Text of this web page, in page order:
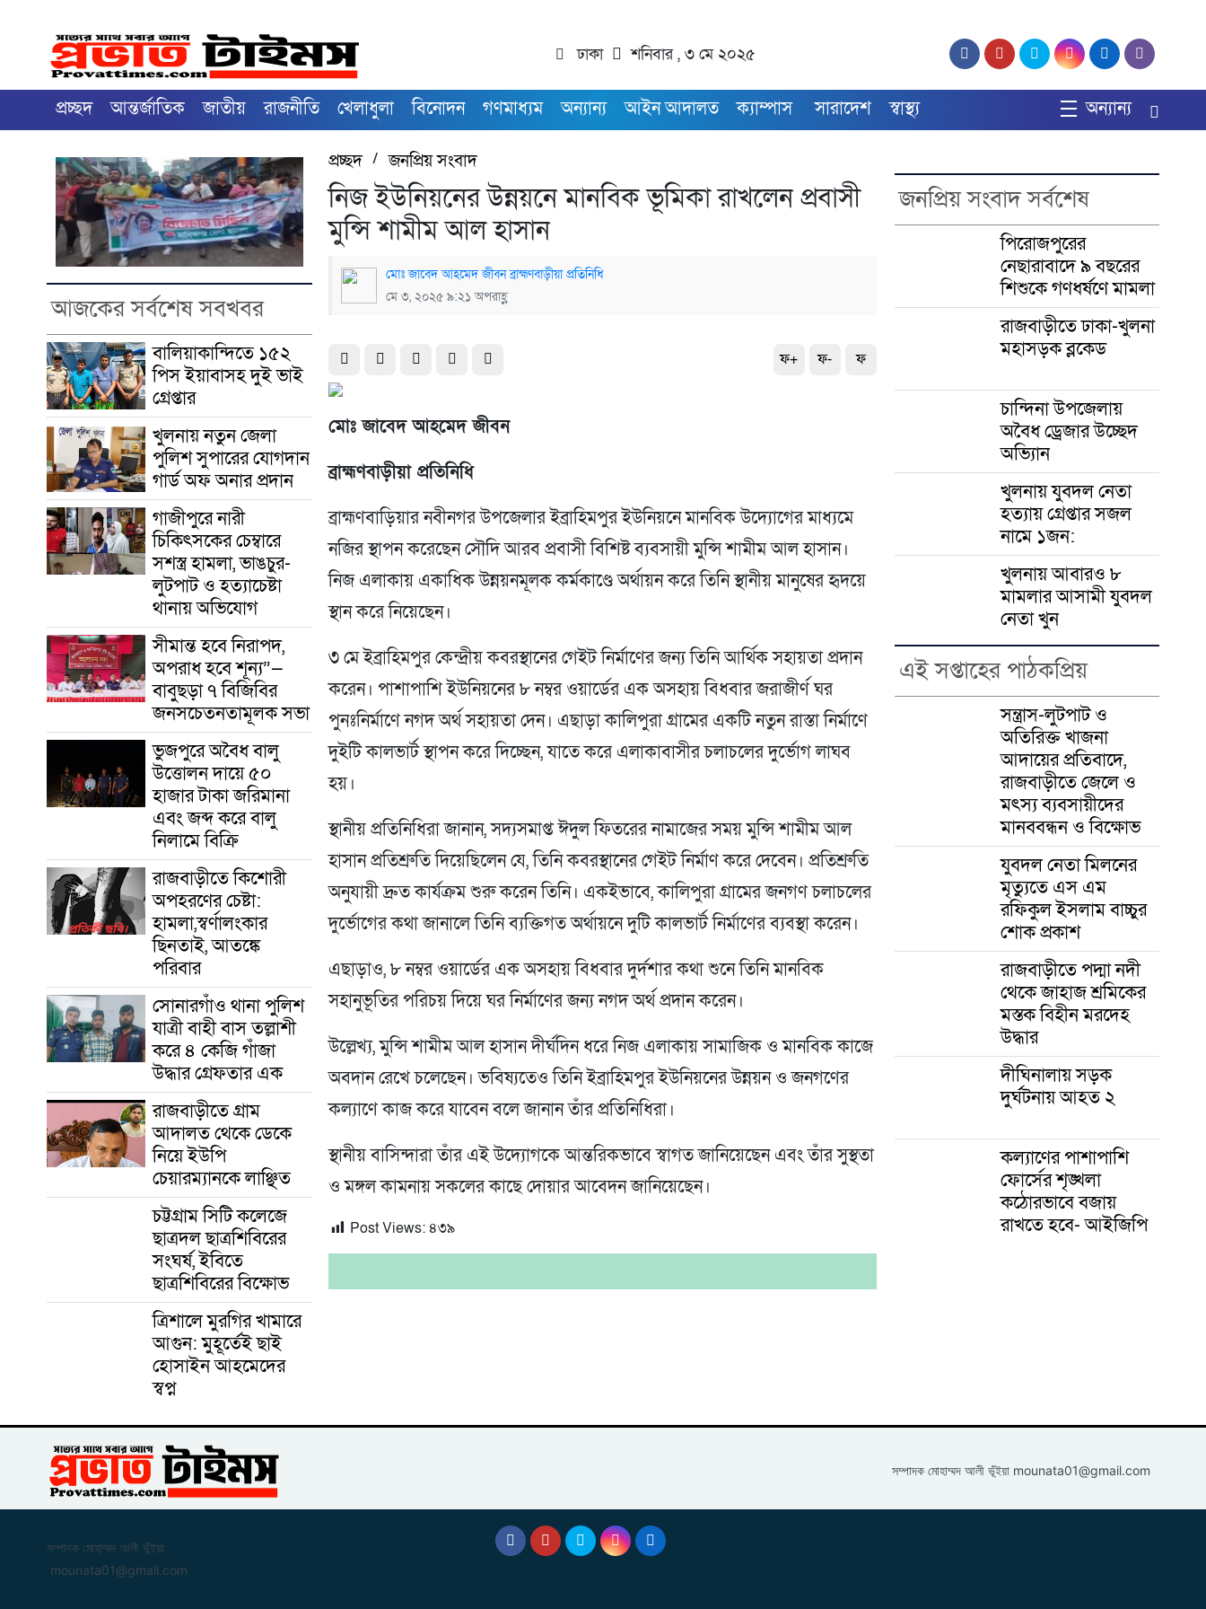
ঢাকা শনিবার , ৩ মে ২০২৫
প্রচ্ছদ আন্তর্জাতিক জাতীয় রাজনীতি খেলাধুলা বিনোদন গণমাধ্যম অন্যান্য আইন আদালত ক্যাম্পাস সারাদেশ স্বাস্থ্য অন্যান্য
আজকের সর্বশেষ সবখবর
বালিয়াকান্দিতে ১৫২
পিস ইয়াবাসহ দুই ভাই
গ্রেপ্তার
খুলনায় নতুন জেলা
পুলিশ সুপারের যোগদান
গার্ড অফ অনার প্রদান
গাজীপুরে নারী
চিকিৎসকের চেম্বারে
সশস্ত্র হামলা, ভাঙচুর-
লুটপাট ও হত্যাচেষ্টা
থানায় অভিযোগ
সীমান্ত হবে নিরাপদ,
অপরাধ হবে শূন্য”—
বাবুছড়া ৭ বিজিবির
জনসচেতনতামূলক সভা
ভুজপুরে অবৈধ বালু
উত্তোলন দায়ে ৫০
হাজার টাকা জরিমানা
এবং জব্দ করে বালু
নিলামে বিক্রি
রাজবাড়ীতে কিশোরী
অপহরণের চেষ্টা:
হামলা,স্বর্ণালংকার
ছিনতাই, আতঙ্কে
পরিবার
সোনারগাঁও থানা পুলিশ
যাত্রী বাহী বাস তল্লাশী
করে ৪ কেজি গাঁজা
উদ্ধার গ্রেফতার এক
রাজবাড়ীতে গ্রাম
আদালত থেকে ডেকে
নিয়ে ইউপি
চেয়ারম্যানকে লাঞ্ছিত
চট্টগ্রাম সিটি কলেজে
ছাত্রদল ছাত্রশিবিরের
সংঘর্ষ, ইবিতে
ছাত্রশিবিরের বিক্ষোভ
ত্রিশালে মুরগির খামারে
আগুন: মুহূর্তেই ছাই
হোসাইন আহমেদের
স্বপ্ন
প্রচ্ছদ/জনপ্রিয় সংবাদ
নিজ ইউনিয়নের উন্নয়নে মানবিক ভূমিকা রাখলেন প্রবাসী
মুন্সি শামীম আল হাসান
মোঃ জাবেদ আহমেদ জীবন ব্রাহ্মণবাড়ীয়া প্রতিনিধি
মে ৩, ২০২৫ ৯:২১ অপরাহ্ণ
ফ+ ফ- ফ
মোঃ জাবেদ আহমেদ জীবন
ব্রাহ্মণবাড়ীয়া প্রতিনিধি
ব্রাহ্মণবাড়িয়ার নবীনগর উপজেলার ইব্রাহিমপুর ইউনিয়নে মানবিক উদ্যোগের মাধ্যমে
নজির স্থাপন করেছেন সৌদি আরব প্রবাসী বিশিষ্ট ব্যবসায়ী মুন্সি শামীম আল হাসান।
নিজ এলাকায় একাধিক উন্নয়নমূলক কর্মকাণ্ডে অর্থায়ন করে তিনি স্থানীয় মানুষের হৃদয়ে
স্থান করে নিয়েছেন।
৩ মে ইব্রাহিমপুর কেন্দ্রীয় কবরস্থানের গেইট নির্মাণের জন্য তিনি আর্থিক সহায়তা প্রদান
করেন। পাশাপাশি ইউনিয়নের ৮ নম্বর ওয়ার্ডের এক অসহায় বিধবার জরাজীর্ণ ঘর
পুনঃনির্মাণে নগদ অর্থ সহায়তা দেন। এছাড়া কালিপুরা গ্রামের একটি নতুন রাস্তা নির্মাণে
দুইটি কালভার্ট স্থাপন করে দিচ্ছেন, যাতে করে এলাকাবাসীর চলাচলের দুর্ভোগ লাঘব
হয়।
স্থানীয় প্রতিনিধিরা জানান, সদ্যসমাপ্ত ঈদুল ফিতরের নামাজের সময় মুন্সি শামীম আল
হাসান প্রতিশ্রুতি দিয়েছিলেন যে, তিনি কবরস্থানের গেইট নির্মাণ করে দেবেন। প্রতিশ্রুতি
অনুযায়ী দ্রুত কার্যক্রম শুরু করেন তিনি। একইভাবে, কালিপুরা গ্রামের জনগণ চলাচলের
দুর্ভোগের কথা জানালে তিনি ব্যক্তিগত অর্থায়নে দুটি কালভার্ট নির্মাণের ব্যবস্থা করেন।
এছাড়াও, ৮ নম্বর ওয়ার্ডের এক অসহায় বিধবার দুর্দশার কথা শুনে তিনি মানবিক
সহানুভূতির পরিচয় দিয়ে ঘর নির্মাণের জন্য নগদ অর্থ প্রদান করেন।
উল্লেখ্য, মুন্সি শামীম আল হাসান দীর্ঘদিন ধরে নিজ এলাকায় সামাজিক ও মানবিক কাজে
অবদান রেখে চলেছেন। ভবিষ্যতেও তিনি ইব্রাহিমপুর ইউনিয়নের উন্নয়ন ও জনগণের
কল্যাণে কাজ করে যাবেন বলে জানান তাঁর প্রতিনিধিরা।
স্থানীয় বাসিন্দারা তাঁর এই উদ্যোগকে আন্তরিকভাবে স্বাগত জানিয়েছেন এবং তাঁর সুস্থতা
ও মঙ্গল কামনায় সকলের কাছে দোয়ার আবেদন জানিয়েছেন।
Post Views: ৪৩৯
জনপ্রিয় সংবাদ সর্বশেষ
পিরোজপুরের
নেছারাবাদে ৯ বছরের
শিশুকে গণধর্ষণে মামলা
রাজবাড়ীতে ঢাকা-খুলনা
মহাসড়ক ব্লকেড
চান্দিনা উপজেলায়
অবৈধ ড্রেজার উচ্ছেদ
অভি্যান
খুলনায় যুবদল নেতা
হত্যায় গ্রেপ্তার সজল
নামে ১জন:
খুলনায় আবারও ৮
মামলার আসামী যুবদল
নেতা খুন
এই সপ্তাহের পাঠকপ্রিয়
সন্ত্রাস-লুটপাট ও
অতিরিক্ত খাজনা
আদায়ের প্রতিবাদে,
রাজবাড়ীতে জেলে ও
মৎস্য ব্যবসায়ীদের
মানববন্ধন ও বিক্ষোভ
যুবদল নেতা মিলনের
মৃত্যুতে এস এম
রফিকুল ইসলাম বাচ্চুর
শোক প্রকাশ
রাজবাড়ীতে পদ্মা নদী
থেকে জাহাজ শ্রমিকের
মস্তক বিহীন মরদেহ
উদ্ধার
দীঘিনালায় সড়ক
দুর্ঘটনায় আহত ২
কল্যাণের পাশাপাশি
ফোর্সের শৃঙ্খলা
কঠোরভাবে বজায়
রাখতে হবে- আইজিপি
সম্পাদক মোহাম্মদ আলী ভূঁইয়া mounata01@gmail.com
সম্পাদক মোহাম্মদ আলী ভূঁইয়া
mounata01@gmail.com